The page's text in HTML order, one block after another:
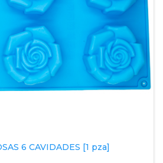
6 CAVIDADES [1 pza]